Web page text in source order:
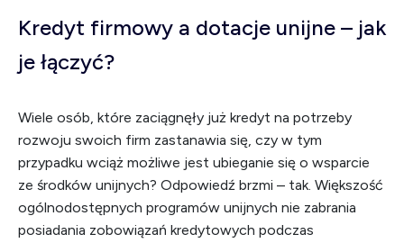
Kredyt firmowy a dotacje unijne – jak
je łączyć?
Wiele osób, które zaciągnęły już kredyt na potrzeby
rozwoju swoich firm zastanawia się, czy w tym
przypadku wciąż możliwe jest ubieganie się o wsparcie
ze środków unijnych? Odpowiedź brzmi – tak. Większość
ogólnodostępnych programów unijnych nie zabrania
posiadania zobowiązań kredytowych podczas